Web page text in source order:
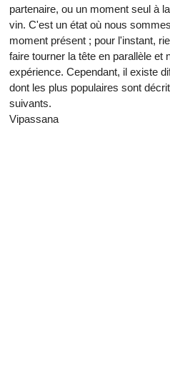
partenaire, ou un moment seul à
vin. C'est un état où nous
moment présent ; pour l'instant,
faire tourner la tête en parallèle et
expérience. Cependant, il existe
dont les plus populaires sont
suivants.
Vipassana